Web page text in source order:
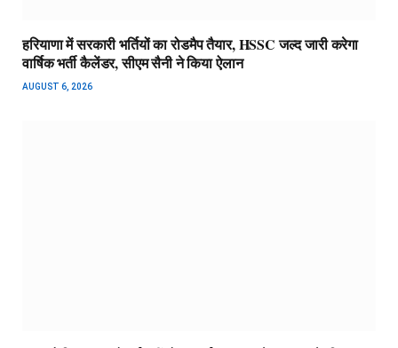
हरियाणा में सरकारी भर्तियों का रोडमैप तैयार, HSSC जल्द जारी करेगा
वार्षिक भर्ती कैलेंडर, सीएम सैनी ने किया ऐलान
AUGUST 6, 2026